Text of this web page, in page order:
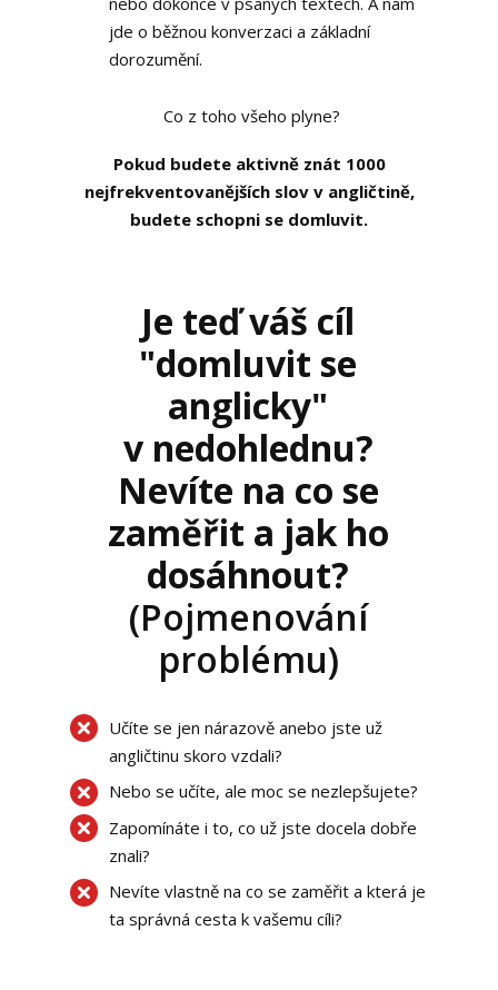
jde o běžnou konverzaci a základní
dorozumění.
Co z toho všeho plyne?
Pokud budete aktivně znát 1000
nejfrekventovanějších slov v angličtině,
budete schopni se domluvit.
Je teď váš cíl
"domluvit se
anglicky"
v nedohlednu?
Nevíte na co se
zaměřit a jak ho
dosáhnout?
(Pojmenování
problému)
Učíte se jen nárazově anebo jste už
angličtinu skoro vzdali?
Nebo se učíte, ale moc se nezlepšujete?
Zapomínáte i to, co už jste docela dobře
znali?
Nevíte vlastně na co se zaměřit a která je
ta správná cesta k vašemu cíli?